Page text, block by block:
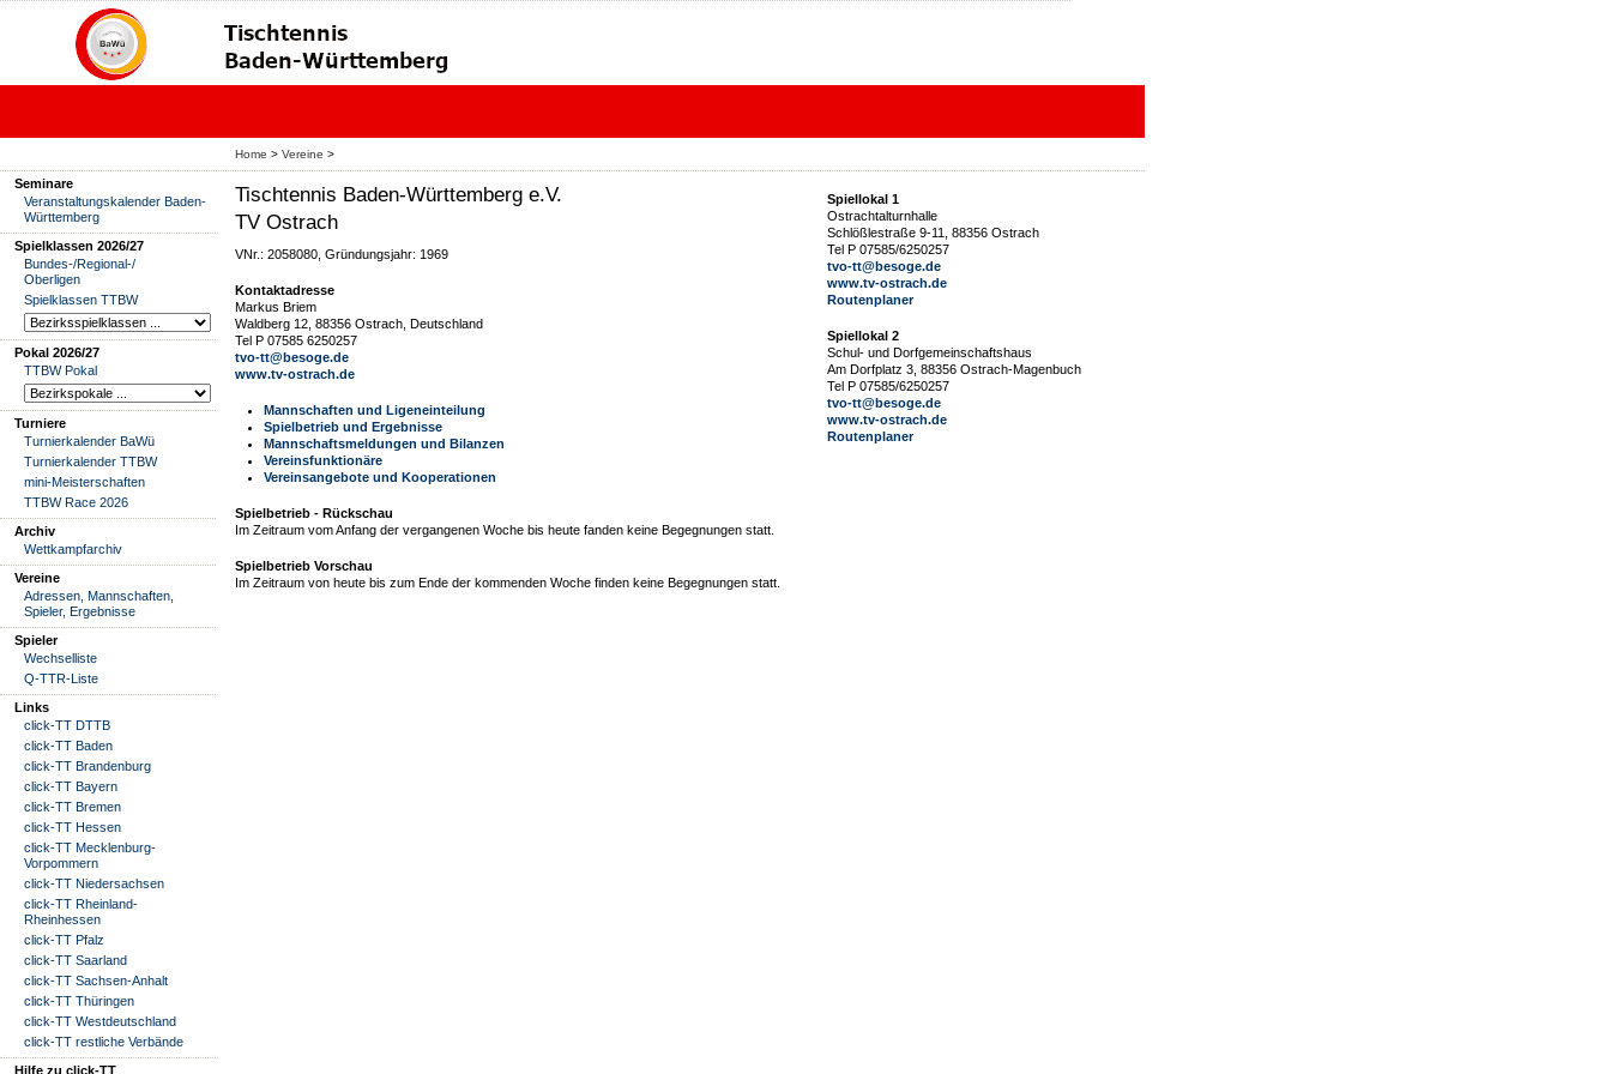
Home > Vereine >
Seminare
Veranstaltungskalender Baden-
Württemberg
Spielklassen 2026/27
Bundes-/Regional-/
Oberligen
Spielklassen TTBW
Pokal 2026/27
TTBW Pokal
Turniere
Turnierkalender BaWü
Turnierkalender TTBW
mini-Meisterschaften
TTBW Race 2026
Archiv
Wettkampfarchiv
Vereine
Adressen, Mannschaften,
Spieler, Ergebnisse
Spieler
Wechselliste
Q-TTR-Liste
Links
click-TT DTTB
click-TT Baden
click-TT Brandenburg
click-TT Bayern
click-TT Bremen
click-TT Hessen
click-TT Mecklenburg-
Vorpommern
click-TT Niedersachsen
click-TT Rheinland-
Rheinhessen
click-TT Pfalz
click-TT Saarland
click-TT Sachsen-Anhalt
click-TT Thüringen
click-TT Westdeutschland
click-TT restliche Verbände
Hilfe zu click-TT
Tischtennis Baden-Württemberg e.V.
TV Ostrach
VNr.: 2058080, Gründungsjahr: 1969
Kontaktadresse
Markus Briem
Waldberg 12, 88356 Ostrach, Deutschland
Tel P 07585 6250257
tvo-tt@besoge.de
www.tv-ostrach.de
Mannschaften und Ligeneinteilung
Spielbetrieb und Ergebnisse
Mannschaftsmeldungen und Bilanzen
Vereinsfunktionäre
Vereinsangebote und Kooperationen
Spiellokal 1
Ostrachtalturnhalle
Schlößlestraße 9-11, 88356 Ostrach
Tel P 07585/6250257
tvo-tt@besoge.de
www.tv-ostrach.de
Routenplaner
Spiellokal 2
Schul- und Dorfgemeinschaftshaus
Am Dorfplatz 3, 88356 Ostrach-Magenbuch
Tel P 07585/6250257
tvo-tt@besoge.de
www.tv-ostrach.de
Routenplaner
Spielbetrieb - Rückschau
Im Zeitraum vom Anfang der vergangenen Woche bis heute fanden keine Begegnungen statt.
Spielbetrieb Vorschau
Im Zeitraum von heute bis zum Ende der kommenden Woche finden keine Begegnungen statt.